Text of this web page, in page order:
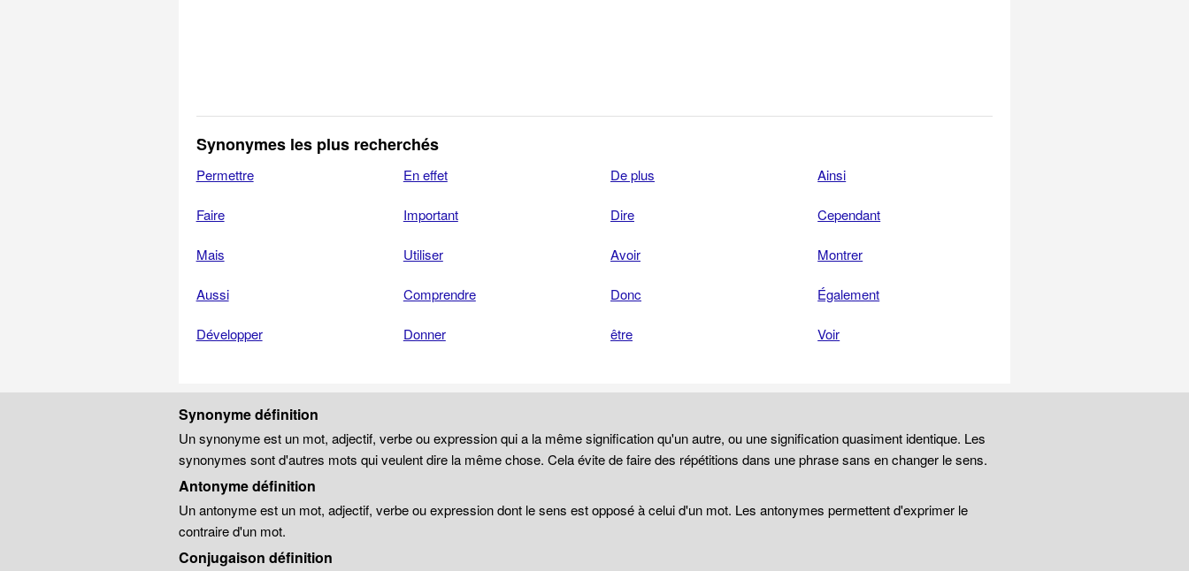
Synonymes les plus recherchés
Permettre En effet De plus Ainsi
Faire Important Dire Cependant
Mais Utiliser Avoir Montrer
Aussi Comprendre Donc Également
Développer Donner être Voir
Synonyme définition
Un synonyme est un mot, adjectif, verbe ou expression qui a la même signification qu'un autre, ou une signification quasiment identique. Les
synonymes sont d'autres mots qui veulent dire la même chose. Cela évite de faire des répétitions dans une phrase sans en changer le sens.
Antonyme définition
Un antonyme est un mot, adjectif, verbe ou expression dont le sens est opposé à celui d'un mot. Les antonymes permettent d'exprimer le
contraire d'un mot.
Conjugaison définition